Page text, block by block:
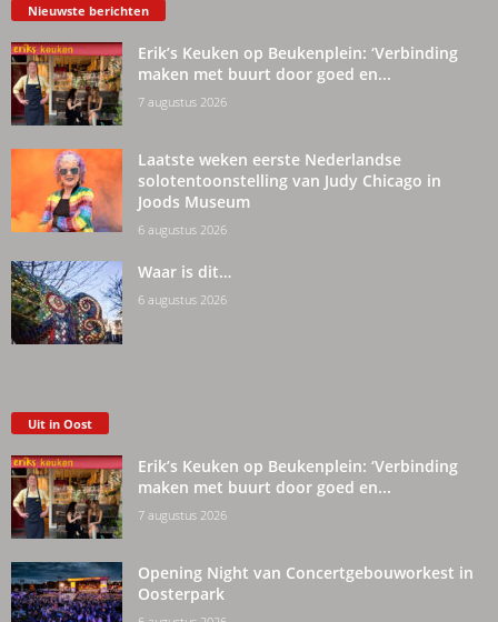
Nieuwste berichten
Erik’s Keuken op Beukenplein: ‘Verbinding
maken met buurt door goed en...
7 augustus 2026
Laatste weken eerste Nederlandse
solotentoonstelling van Judy Chicago in
Joods Museum
6 augustus 2026
Waar is dit…
6 augustus 2026
Uit in Oost
Erik’s Keuken op Beukenplein: ‘Verbinding
maken met buurt door goed en...
7 augustus 2026
Opening Night van Concertgebouworkest in
Oosterpark